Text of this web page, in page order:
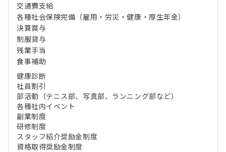
交通費支給
各種社会保険完備（雇用・労災・健康・厚生年金）
決算賞与
制服貸与
残業手当
食事補助
健康診断
社員割引
部活動（テニス部、写真部、ランニング部など）
各種社内イベント
副業制度
研修制度
スタッフ紹介奨励金制度
資格取得奨励金制度